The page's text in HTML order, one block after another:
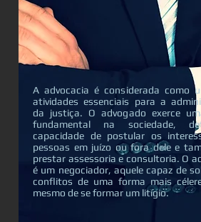
A advocacia é considerada como
atividades essenciais para a
da justiça. O advogado exerce
fundamental na sociedade,
capacidade de postular os
pessoas em juízo ou fora dele e
prestar assessoria e consultoria. O
é um negociador, aquele capaz de
conflitos de uma forma mais
mesmo de se formar um litígio.